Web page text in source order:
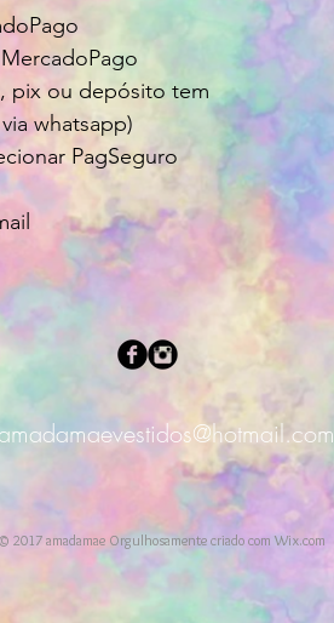
pix ou depósito tem
whatsapp)
PagSeguro
© 2017 amadamae Orgulhosamente criado com Wix.com